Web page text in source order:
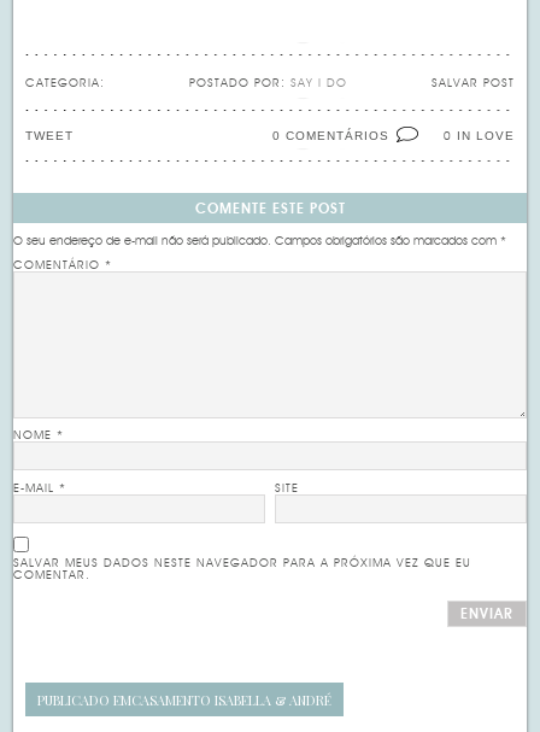
CATEGORIA: SALVAR POST
POSTADO POR: SAY I DO
0 IN LOVE
0 COMENTÁRIOS
TWEET
COMENTE ESTE POST
O seu endereço de e-mail não será publicado. Campos obrigatórios são marcados com*
COMENTÁRIO*
NOME*
E-MAIL* SITE
SALVAR MEUS DADOS NESTE NAVEGADOR PARA A PRÓXIMA VEZ QUE EU
COMENTAR.
PUBLICADO EMCASAMENTO ISABELLA & ANDRÉ